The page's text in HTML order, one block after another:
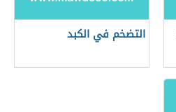
التضخم في الكبد